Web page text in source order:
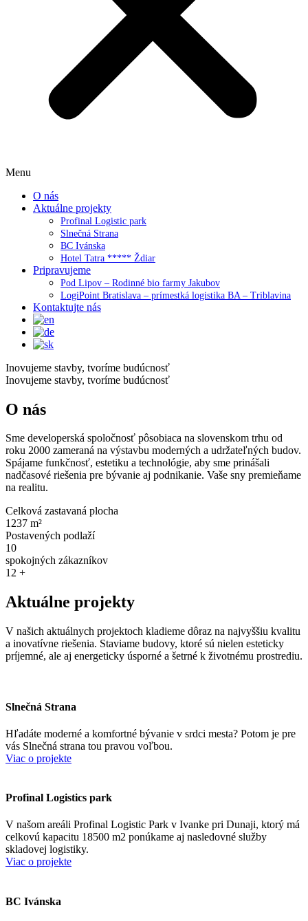
Menu
O nás
Aktuálne projekty
Profinal Logistic park
Slnečná Strana
BC Ivánska
Hotel Tatra ***** Ždiar
Pripravujeme
Pod Lipov – Rodinné bio farmy Jakubov
LogiPoint Bratislava – prímestká logistika BA – Triblavina
Kontaktujte nás
Inovujeme stavby, tvoríme budúcnosť
Inovujeme stavby, tvoríme budúcnosť
O nás
Sme developerská spoločnosť pôsobiaca na slovenskom trhu od
roku 2000 zameraná na výstavbu moderných a udržateľných budov.
Spájame funkčnosť, estetiku a technológie, aby sme prinášali
nadčasové riešenia pre bývanie aj podnikanie. Vaše sny premieňame
na realitu.
Celková zastavaná plocha
1237 m²
Postavených podlaží
10
spokojných zákazníkov
12 +
Aktuálne projekty
V našich aktuálnych projektoch kladieme dôraz na najvyššiu kvalitu
a inovatívne riešenia. Staviame budovy, ktoré sú nielen esteticky
príjemné, ale aj energeticky úsporné a šetrné k životnému prostrediu.
Slnečná Strana
Hľadáte moderné a komfortné bývanie v srdci mesta? Potom je pre
vás Slnečná strana tou pravou voľbou.
Viac o projekte
Profinal Logistics park
V našom areáli Profinal Logistic Park v Ivanke pri Dunaji, ktorý má
celkovú kapacitu 18500 m2 ponúkame aj nasledovné služby
skladovej logistiky.
Viac o projekte
BC Ivánska